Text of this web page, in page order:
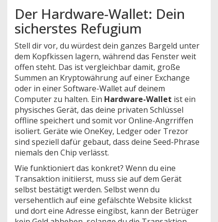
Der Hardware-Wallet: Dein
sicherstes Refugium
Stell dir vor, du würdest dein ganzes Bargeld unter
dem Kopfkissen lagern, während das Fenster weit
offen steht. Das ist vergleichbar damit, große
Summen an Kryptowährung auf einer Exchange
oder in einer Software-Wallet auf deinem
Computer zu halten. Ein Hardware-Wallet istein
physisches Gerät, das deine privaten Schlüssel
offline speichert und somit vor Online-Angrriffen
isoliert. Geräte wie OneKey, Ledger oder Trezor
sind speziell dafür gebaut, dass deine Seed-Phrase
niemals den Chip verlässt.
Wie funktioniert das konkret? Wenn du eine
Transaktion initiierst, muss sie auf dem Gerät
selbst bestätigt werden. Selbst wenn du
versehentlich auf eine gefälschte Website klickst
und dort eine Adresse eingibst, kann der Betrüger